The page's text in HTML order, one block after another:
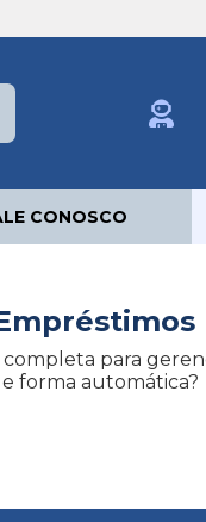
CONOSCO
para
forma automática?